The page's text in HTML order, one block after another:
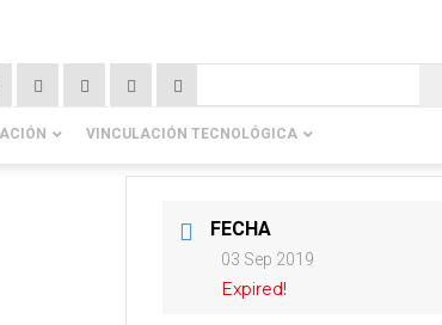
VINCULACIÓN TECNOLÓGICA
FECHA
03 Sep 2019
Expired!